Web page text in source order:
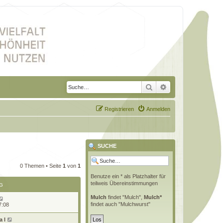
Suche Erweiterte Suche
Anmelden
Registrieren
0 Themen • Seite 1 von 1
l
SUCHE
Benutze ein * als Platzhalter für
teilweis Übereinstimmungen
Mulch findet "Mulch", Mulch*
findet auch "Mulchwurst"